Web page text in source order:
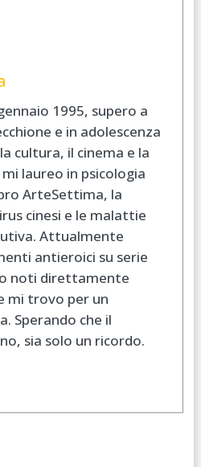
1995, supero a
e in adolescenza
cultura, il cinema e la
laureo in psicologia
ArteSettima, la
cinesi e le malattie
Attualmente
antieroici su serie
noti direttamente
mi trovo per un
Sperando che il
sia solo un ricordo.